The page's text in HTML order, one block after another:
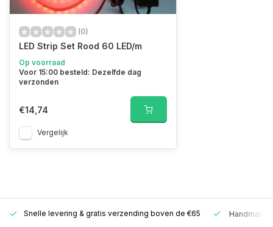
(0)
LED Strip Set Rood 60 LED/m
Op voorraad
Voor 15:00 besteld: Dezelfde dag
verzonden
€14,74
Vergelijk
Snelle levering & gratis verzending boven de €65